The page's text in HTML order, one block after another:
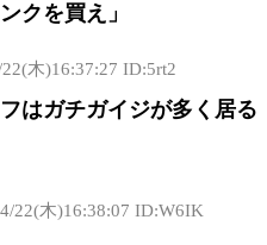
クを買え」
木)16:37:27 ID:5rt2
はガチガイジが多く居る
22(木)16:38:07 ID:W6IK